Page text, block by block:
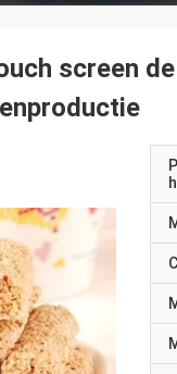
screen